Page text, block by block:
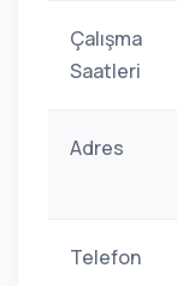
Çalışma
Saatleri
Adres
Telefon